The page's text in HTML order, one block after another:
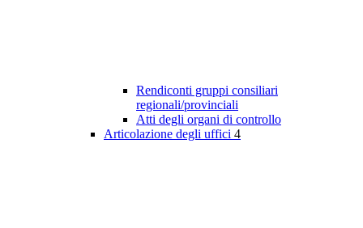
Rendiconti gruppi consiliari
regionali/provinciali
Atti degli organi di controllo
Articolazione degli uffici 4